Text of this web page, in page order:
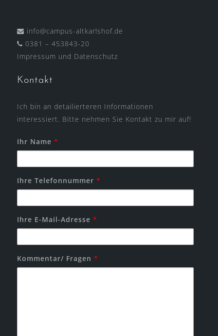
info@campus-altkarlshof.de
0381 – 453843-20
Impressum und Datenschutz
Kontakt
Ich bin an detailierteren Informationen
interessiert. Bitte nehmen Sie Kontakt zu mir auf!
Ihr Name *
Ihre Telefonnummer *
Ihre E-Mail-Adresse *
Kommentar/ Fragen *